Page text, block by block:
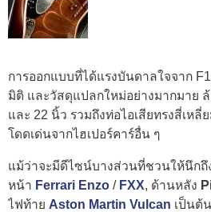
การออกแบบที่ได้แรงบันดาลใจจาก
มิติ และวัสดุแปลกใหม่อย่างมากมาย
และ 22 นิ้ว รวมถึงท่อไอเสียทรงสี่เห
โดดเด่นจากไฮเปอร์คาร์อื่น ๆ
แม้ว่าจะมีดีไซน์บางส่วนที่ชวนให้นึกถึ
หน้า Ferrari Enzo / FXX, ด้านหลัง
ไฟท้าย Aston Martin Vulcan เป็นต้น